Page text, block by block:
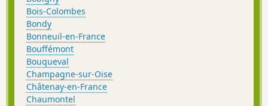
Bois-Colombes
Bondy
Bonneuil-en-France
Bouffémont
Bouqueval
Champagne-sur-Oise
Châtenay-en-France
Chaumontel